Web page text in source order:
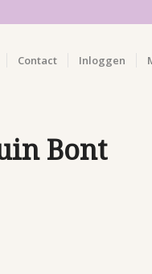
Contact Inloggen
Bont